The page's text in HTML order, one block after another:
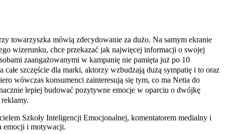
towarzyszka mówią zdecydowanie za dużo. Na samym ekranie
wizerunku, chce przekazać jak najwięcej informacji o swojej
zaangażowanymi w kampanię nie pamięta już po 10
szczęście dla marki, aktorzy wzbudzają dużą sympatię i to oraz
wówczas konsumenci zainteresują się tym, co ma Netia do
lepiej budować pozytywne emocje w oparciu o dwójkę
Szkoły Inteligencji Emocjonalnej, komentatorem medialny i
emocji i motywacji.